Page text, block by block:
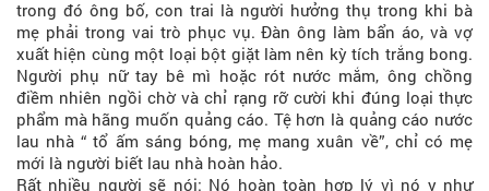
trong đó ông bố, con trai là người hưởng thụ trong khi bà
mẹ phải trong vai trò phục vụ. Đàn ông làm bẩn áo, và vợ
xuất hiện cùng một loại bột giặt làm nên kỳ tích trắng bong.
Người phụ nữ tay bê mì hoặc rót nước mắm, ông chồng
điềm nhiên ngồi chờ và chỉ rạng rỡ cười khi đúng loại thực
phẩm mà hãng muốn quảng cáo. Tệ hơn là quảng cáo nước
lau nhà “ tổ ấm sáng bóng, mẹ mang xuân về”, chỉ có mẹ
mới là người biết lau nhà hoàn hảo.
Rất nhiều người sẽ nói: Nó hoàn toàn hợp lý vì nó y như